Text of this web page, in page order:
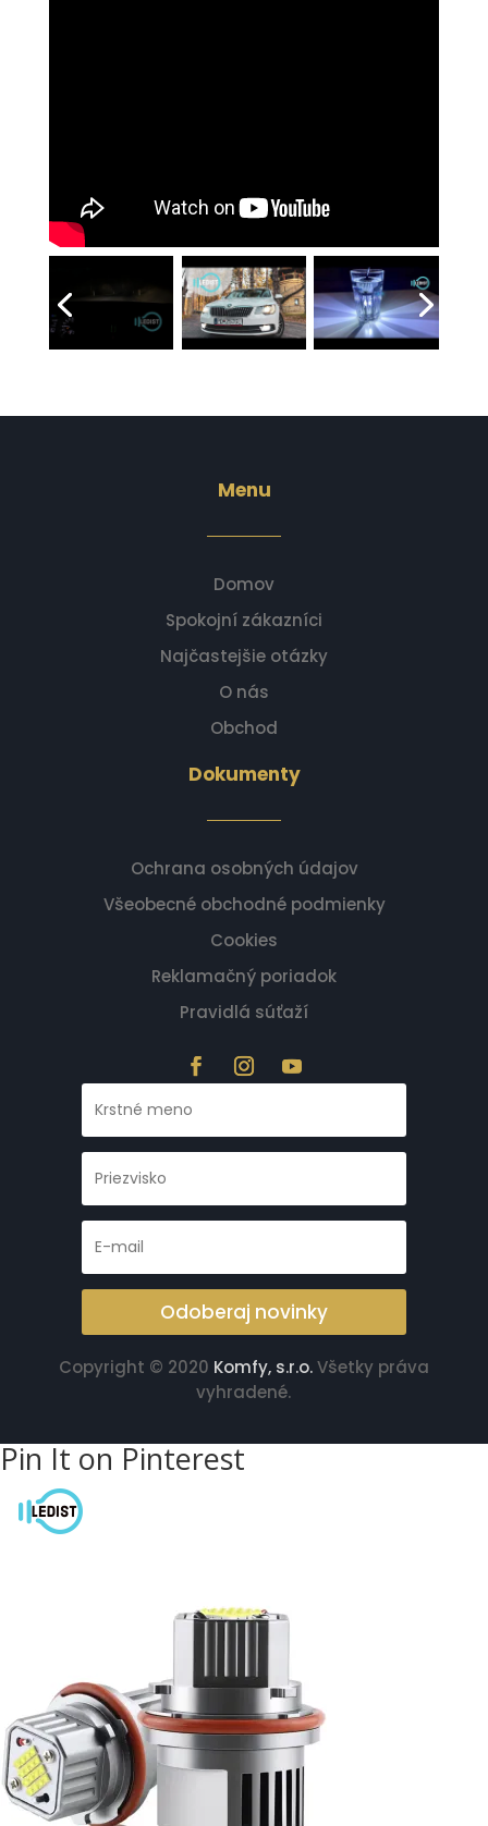
Menu
Domov
Spokojní zákazníci
Najčastejšie otázky
O nás
Obchod
Dokumenty
Ochrana osobných údajov
Všeobecné obchodné podmienky
Cookies
Reklamačný poriadok
Pravidlá súťaží
Odoberaj novinky
Copyright © 2020 Komfy, s.r.o.Všetky práva
vyhradené.
Pin It on Pinterest